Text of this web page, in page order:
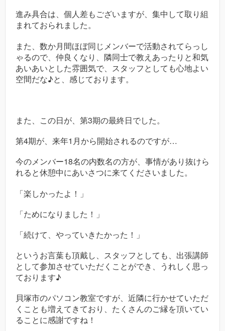
進み具合は、個人差もございますが、集中して取り組
まれておられました。
また、数か月間ほぼ同じメンバーで活動されてらっし
ゃるので、仲良くなり、隣同士で教えあったりと和気
あいあいとした雰囲気で、スタッフとしても心地よい
空間だな♪と、感じております。
また、この日が、第3期の最終日でした。
第4期が、来年1月から開始されるのですが…
今のメンバー18名の内数名の方が、事情があり抜けら
れると休憩中にあいさつに来てくださいました。
「楽しかったよ！」
「ためになりました！」
「続けて、やっていきたかった！」
というお言葉も頂戴し、スタッフとしても、出張講師
として参加させていただくことができ、うれしく思っ
ております♪
貝塚市のパソコン教室ですが、近隣に行かせていただ
くことも増えてきており、たくさんのご縁を頂いてい
ることに感謝ですね！